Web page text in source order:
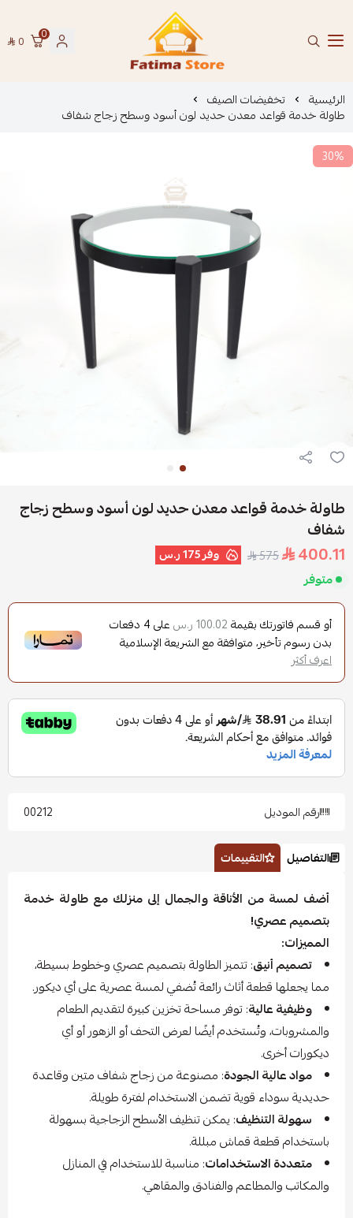
فاطمة ستور Fatima Store
0
0
الرئيسية تخفيضات الصيف
طاولة خدمة قواعد معدن حديد لون أسود وسطح زجاج شفاف
30%
طاولة خدمة قواعد معدن حديد لون أسود وسطح زجاج
شفاف
400.11
575 وفر175 ر.س
متوفر
أو قسم فاتورتك بقيمة 100.02 ر.س على4 دفعات
بدون رسوم تأخير، متوافقة مع الشريعة الإسلامية
اعرف أكثر
رقم الموديل 00212
التفاصيل التقييمات
أضف لمسة من الأناقة والجمال إلى منزلك مع طاولة خدمة
بتصميم عصري!
المميزات:
تصميم أنيق: تتميز الطاولة بتصميم عصري وخطوط بسيطة،
مما يجعلها قطعة أثاث رائعة تُضفي لمسة عصرية على أي ديكور.
وظيفية عالية: توفر مساحة تخزين كبيرة لتقديم الطعام
والمشروبات، وتُستخدم أيضًا لعرض التحف أو الزهور أو أي
ديكورات أخرى.
مواد عالية الجودة: مصنوعة من زجاج شفاف متين وقاعدة
حديدية سوداء قوية تضمن الاستخدام لفترة طويلة.
سهولة التنظيف: يمكن تنظيف الأسطح الزجاجية بسهولة
باستخدام قطعة قماش مبللة.
متعددة الاستخدامات: مناسبة للاستخدام في المنازل
والمكاتب والمطاعم والفنادق والمقاهي.